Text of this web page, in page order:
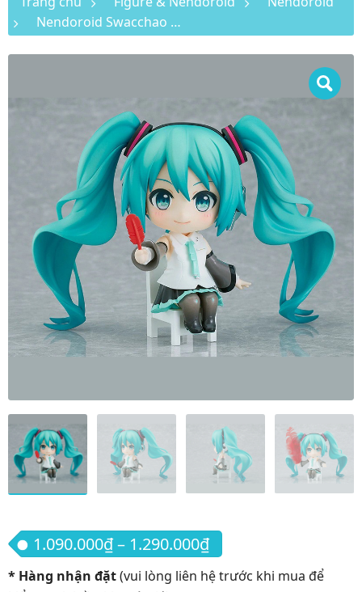
Nendoroid Swacchao Hatsune Miku NT
1.090.000₫– 1.290.000₫Khoảng giá: từ
* Hàng nhận đặt(vui lòng liên hệ trước khi mua để